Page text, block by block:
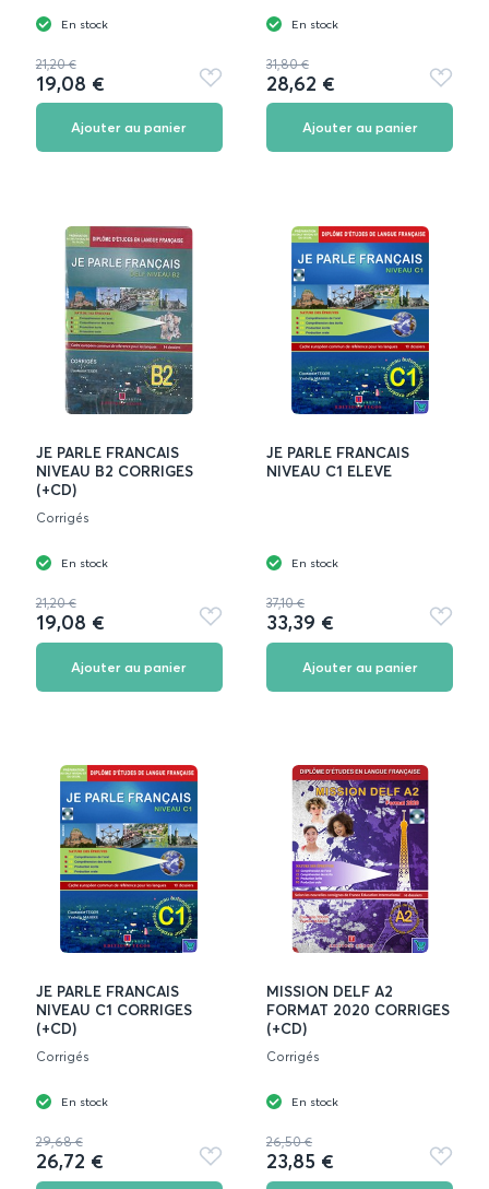
En stock
21,20 €
19,08 €
Ajouter
aux
Ajouter au panier
En stock
31,80 €
28,62 €
Ajouter
aux
Ajouter au panier
JE PARLE FRANCAIS
NIVEAU B2 CORRIGES
(+CD)
Corrigés
En stock
21,20 €
19,08 €
Ajouter
aux
Ajouter au panier
JE PARLE FRANCAIS
NIVEAU C1 ELEVE
En stock
37,10 €
33,39 €
Ajouter
aux
Ajouter au panier
JE PARLE FRANCAIS
NIVEAU C1 CORRIGES
(+CD)
Corrigés
En stock
29,68 €
26,72 €
Ajouter
aux
MISSION DELF A2
FORMAT 2020 CORRIGES
(+CD)
Corrigés
En stock
26,50 €
23,85 €
Ajouter
aux